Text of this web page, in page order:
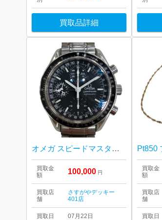
買取品詳細
オメガ スピードマスター マーク40 コスモス
買取金
額
100,000 円
買取店
舗
さすがやデッキー
401店
買取日 07月22日
買取金
額
買取店
舗
買取日